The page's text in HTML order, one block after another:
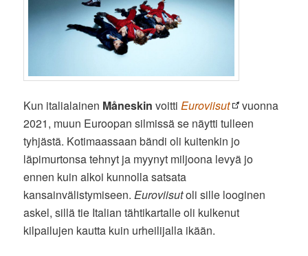
Kun italialainen Måneskin voitti Euroviisut
vuonna
2021, muun Euroopan silmissä se näytti tulleen
tyhjästä. Kotimaassaan bändi oli kuitenkin jo
läpimurtonsa tehnyt ja myynyt miljoona levyä jo
ennen kuin alkoi kunnolla satsata
kansainvälistymiseen. Euroviisutoli sille looginen
askel, sillä tie Italian tähtikartalle oli kulkenut
kilpailujen kautta kuin urheilijalla ikään.